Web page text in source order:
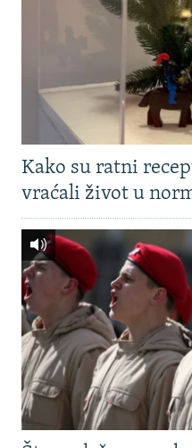
Kako su ratni
vraćali život u